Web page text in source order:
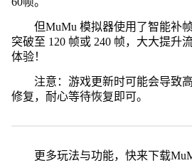
但MuMu 模拟器使用了智能补
突破至 120 帧或 240 帧，大大提升
体验！
注意：游戏更新时可能会导致
修复，耐心等待恢复即可。
更多玩法与功能，快来下载